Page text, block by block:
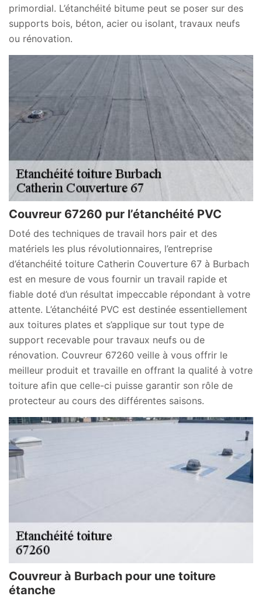
primordial. L’étanchéité bitume peut se poser sur des
supports bois, béton, acier ou isolant, travaux neufs
ou rénovation.
Couvreur 67260 pur l’étanchéité PVC
Doté des techniques de travail hors pair et des
matériels les plus révolutionnaires, l’entreprise
d’étanchéité toiture Catherin Couverture 67 à Burbach
est en mesure de vous fournir un travail rapide et
fiable doté d’un résultat impeccable répondant à votre
attente. L’étanchéité PVC est destinée essentiellement
aux toitures plates et s’applique sur tout type de
support recevable pour travaux neufs ou de
rénovation. Couvreur 67260 veille à vous offrir le
meilleur produit et travaille en offrant la qualité à votre
toiture afin que celle-ci puisse garantir son rôle de
protecteur au cours des différentes saisons.
Couvreur à Burbach pour une toiture
étanche